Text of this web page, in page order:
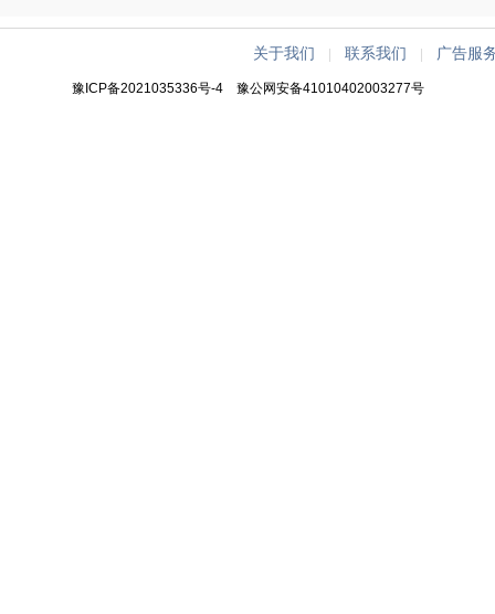
关于我们 联系我们 广告服
豫ICP备2021035336号-4 豫公网安备41010402003277号